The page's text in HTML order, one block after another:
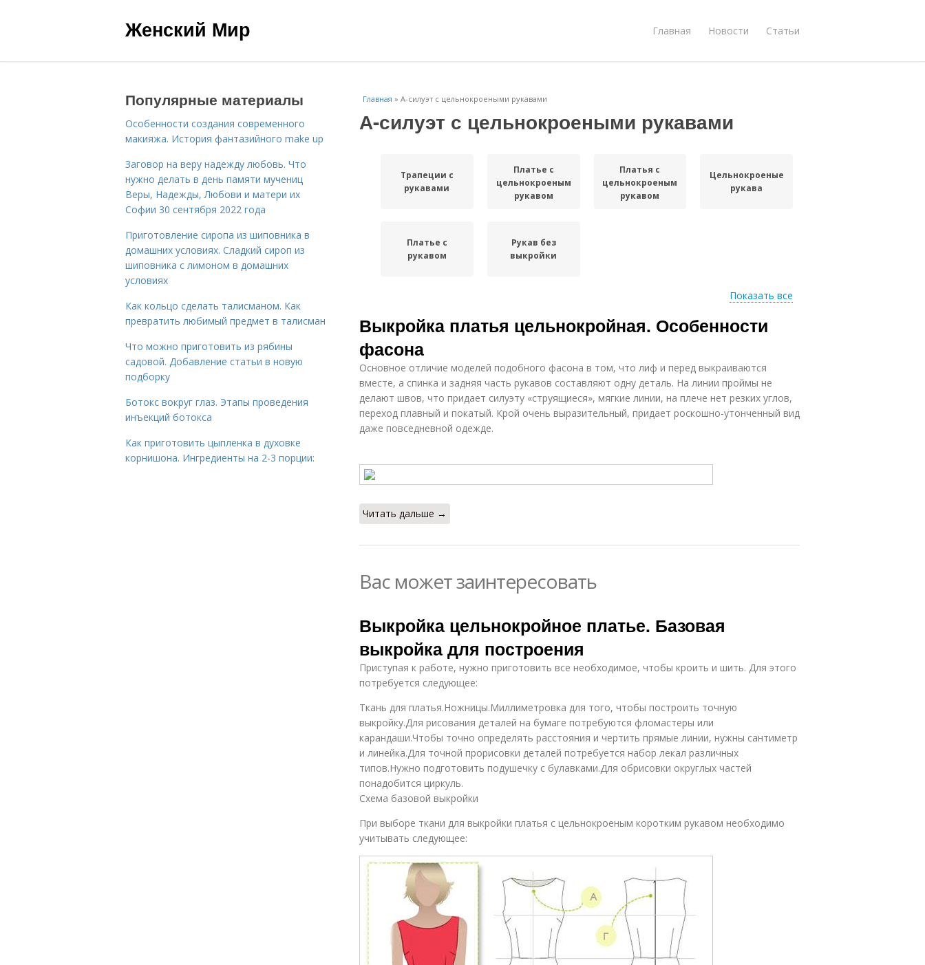
Женский Мир Главная Новости Статьи
Главная » А-силуэт с цельнокроеными рукавами
А-силуэт с цельнокроеными рукавами
Трапеции с
рукавами
Платье с
цельнокроеным
рукавом
Платья с
цельнокроеным
рукавом
Цельнокроеные
рукава
Платье с
рукавом
Рукав без
выкройки
Показать все
Выкройка платья цельнокройная. Особенности
фасона
Основное отличие моделей подобного фасона в том, что лиф и перед выкраиваются
вместе, а спинка и задняя часть рукавов составляют одну деталь. На линии проймы не
делают швов, что придает силуэту «струящиеся», мягкие линии, на плече нет резких углов,
переход плавный и покатый. Крой очень выразительный, придает роскошно-утонченный вид
даже повседневной одежде.
Читать дальше →
Вас может заинтересовать
Выкройка цельнокройное платье. Базовая
выкройка для построения
Приступая к работе, нужно приготовить все необходимое, чтобы кроить и шить. Для этого
потребуется следующее:
Ткань для платья.Ножницы.Миллиметровка для того, чтобы построить точную
выкройку.Для рисования деталей на бумаге потребуются фломастеры или
карандаши.Чтобы точно определять расстояния и чертить прямые линии, нужны сантиметр
и линейка.Для точной прорисовки деталей потребуется набор лекал различных
типов.Нужно подготовить подушечку с булавками.Для обрисовки округлых частей
понадобится циркуль.
Схема базовой выкройки
При выборе ткани для выкройки платья с цельнокроеным коротким рукавом необходимо
учитывать следующее:
Популярные материалы
Особенности создания современного
макияжа. История фантазийного make up
Заговор на веру надежду любовь. Что
нужно делать в день памяти мучениц
Веры, Надежды, Любови и матери их
Софии 30 сентября 2022 года
Приготовление сиропа из шиповника в
домашних условиях. Сладкий сироп из
шиповника с лимоном в домашних
условиях
Как кольцо сделать талисманом. Как
превратить любимый предмет в талисман
Что можно приготовить из рябины
садовой. Добавление статьи в новую
подборку
Ботокс вокруг глаз. Этапы проведения
инъекций ботокса
Как приготовить цыпленка в духовке
корнишона. Ингредиенты на 2-3 порции: